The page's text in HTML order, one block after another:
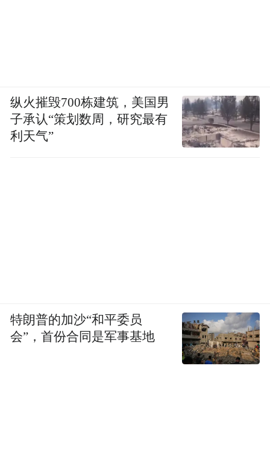
纵火摧毁700栋建筑，美国男
子承认“策划数周，研究最有
利天气”
特朗普的加沙“和平委员
会”，首份合同是军事基地